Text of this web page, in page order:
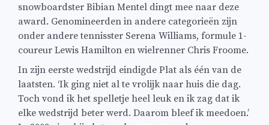
snowboardster Bibian Mentel dingt mee naar deze
award. Genomineerden in andere categorieën zijn
onder andere tennisster Serena Williams, formule 1-
coureur Lewis Hamilton en wielrenner Chris Froome.
In zijn eerste wedstrijd eindigde Plat als één van de
laatsten. ‘Ik ging niet al te vrolijk naar huis die dag.
Toch vond ik het spelletje heel leuk en ik zag dat ik
elke wedstrijd beter werd. Daarom bleef ik meedoen.’